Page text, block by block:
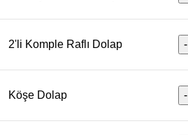
2'li Komple Raflı Dolap -
Köşe Dolap -